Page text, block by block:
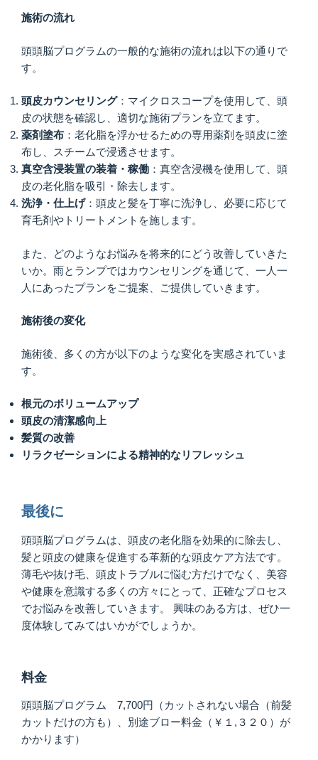
施術の流れ
頭頭脳プログラムの一般的な施術の流れは以下の通りで
す。​
頭皮カウンセリング：​マイクロスコープを使用して、頭
皮の状態を確認し、適切な施術プランを立てます。
薬剤塗布 ：​老化脂を浮かせるための専用薬剤を頭皮に塗
布し、スチームで浸透させます。​
真空含浸装置の装着・稼働 ：​真空含浸機を使用して、頭
皮の老化脂を吸引・除去します。​
洗浄・仕上げ：​頭皮と髪を丁寧に洗浄し、必要に応じて
育毛剤やトリートメントを施します。​
また、どのようなお悩みを将来的にどう改善していきた
いか。雨とランプではカウンセリングを通じて、一人一
人にあったプランをご提案、ご提供していきます。
施術後の変化
施術後、多くの方が以下のような変化を実感されていま
す。​
根元のボリュームアップ
頭皮の清潔感向上
髪質の改善
リラクゼーションによる精神的なリフレッシュ
最後に
頭頭脳プログラムは、頭皮の老化脂を効果的に除去し、
髪と頭皮の健康を促進する革新的な頭皮ケア方法です。
薄毛や抜け毛、頭皮トラブルに悩む方だけでなく、美容
や健康を意識する多くの方々にとって、正確なプロセス
でお悩みを改善していきます。 興味のある方は、ぜひ一
度体験してみてはいかがでしょうか。
料金
頭頭脳プログラム 7,700円（カットされない場合（前髪
カットだけの方も）、別途ブロー料金（￥１,３２０）が
かかります）